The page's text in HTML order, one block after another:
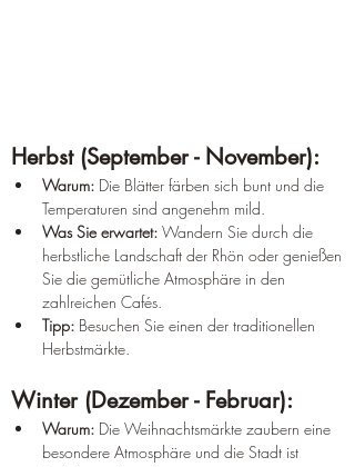
Herbst (September - November):
Warum: Die Blätter färben sich bunt und die
Temperaturen sind angenehm mild.
Was Sie erwartet: Wandern Sie durch die
herbstliche Landschaft der Rhön oder genießen
Sie die gemütliche Atmosphäre in den
zahlreichen Cafés.
Tipp: Besuchen Sie einen der traditionellen
Herbstmärkte.
Winter (Dezember - Februar):
Warum: Die Weihnachtsmärkte zaubern eine
besondere Atmosphäre und die Stadt ist